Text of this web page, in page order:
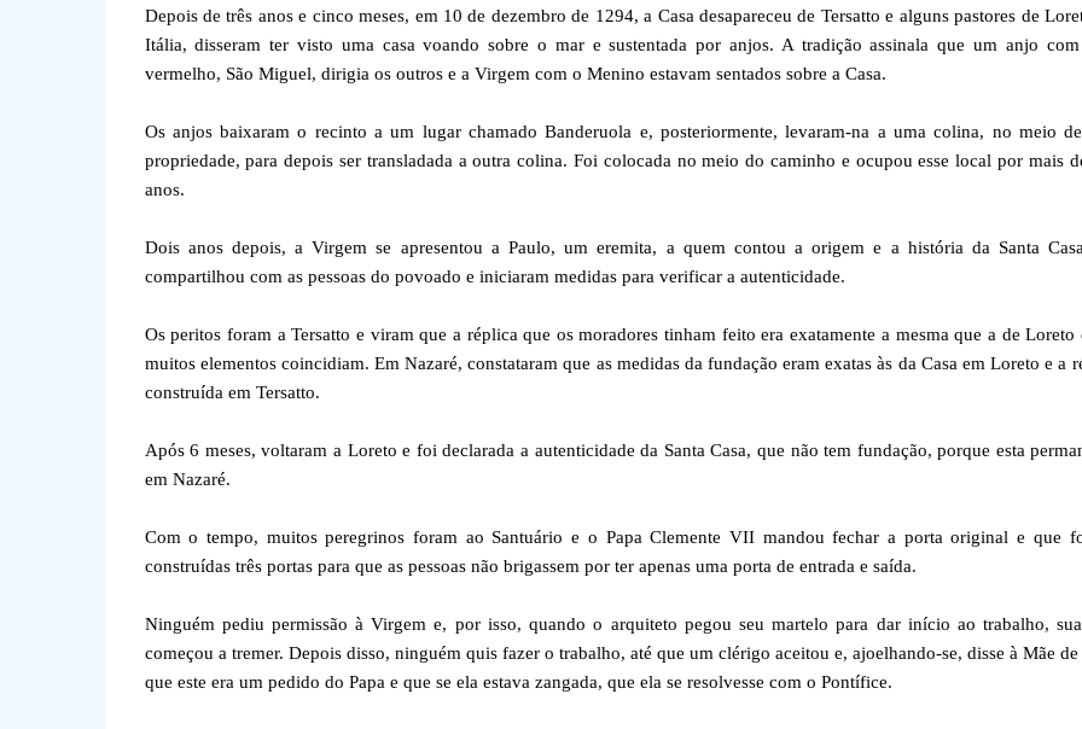
Depois de três anos e cinco meses, em 10 de dezembro de 1294, a Casa desapareceu de Tersatto e alguns pastores de
Itália, disseram ter visto uma casa voando sobre o mar e sustentada por anjos. A tradição assinala que um anjo com
vermelho, São Miguel, dirigia os outros e a Virgem com o Menino estavam sentados sobre a Casa.
Os anjos baixaram o recinto a um lugar chamado Banderuola e, posteriormente, levaram-na a uma colina, no meio
propriedade, para depois ser transladada a outra colina. Foi colocada no meio do caminho e ocupou esse local por mais
anos.
Dois anos depois, a Virgem se apresentou a Paulo, um eremita, a quem contou a origem e a história da Santa
compartilhou com as pessoas do povoado e iniciaram medidas para verificar a autenticidade.
Os peritos foram a Tersatto e viram que a réplica que os moradores tinham feito era exatamente a mesma que a de Loreto
muitos elementos coincidiam. Em Nazaré, constataram que as medidas da fundação eram exatas às da Casa em Loreto e a
construída em Tersatto.
Após 6 meses, voltaram a Loreto e foi declarada a autenticidade da Santa Casa, que não tem fundação, porque esta
em Nazaré.
Com o tempo, muitos peregrinos foram ao Santuário e o Papa Clemente VII mandou fechar a porta original e que
construídas três portas para que as pessoas não brigassem por ter apenas uma porta de entrada e saída.
Ninguém pediu permissão à Virgem e, por isso, quando o arquiteto pegou seu martelo para dar início ao trabalho,
começou a tremer. Depois disso, ninguém quis fazer o trabalho, até que um clérigo aceitou e, ajoelhando-se, disse à Mãe de
que este era um pedido do Papa e que se ela estava zangada, que ela se resolvesse com o Pontífice.